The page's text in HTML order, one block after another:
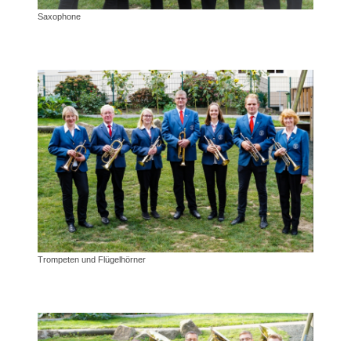
Saxophone
Trompeten und Flügelhörner